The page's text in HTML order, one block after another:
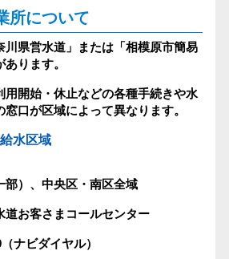
所について
川県営水道」または「相模原市簡易
ります。
用開始・休止などの各種手続きや水
口が区域によって異なります。
水区域
部）、中央区・南区全域
道お客さまコールセンター
ナビダイヤル）